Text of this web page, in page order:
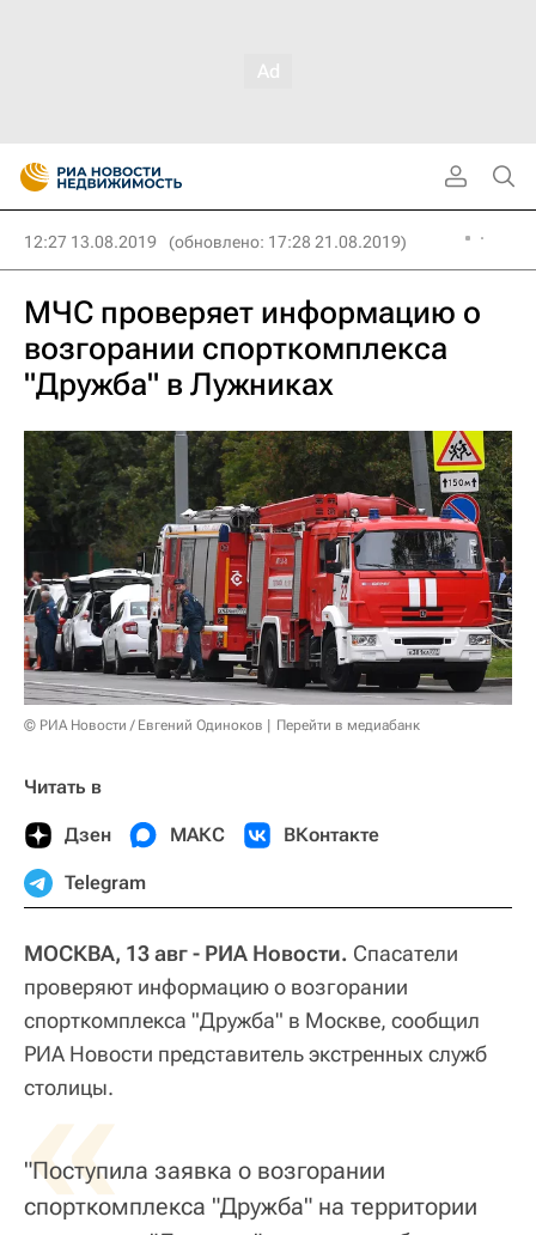
12:27 13.08.2019 (обновлено: 17:28 21.08.2019)
МЧС проверяет информацию о
возгорании спорткомплекса
"Дружба" в Лужниках
© РИА Новости / Евгений Одиноков Перейти в медиабанк
Читать в
Дзен МАКС ВКонтакте
Telegram
МОСКВА, 13 авг - РИА Новости. Спасатели
проверяют информацию о возгорании
спорткомплекса "Дружба" в Москве, сообщил
РИА Новости представитель экстренных служб
столицы.
«
"Поступила заявка о возгорании
спорткомплекса "Дружба" на территории